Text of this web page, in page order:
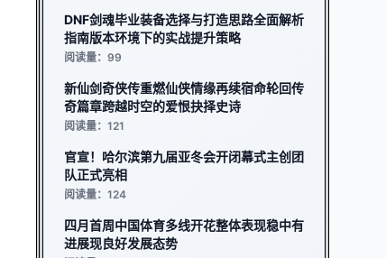
DNF剑魂毕业装备选择与打造思路全面解析
指南版本环境下的实战提升策略
阅读量：99
新仙剑奇侠传重燃仙侠情缘再续宿命轮回传
奇篇章跨越时空的爱恨抉择史诗
阅读量：121
官宣！哈尔滨第九届亚冬会开闭幕式主创团
队正式亮相
阅读量：124
四月首周中国体育多线开花整体表现稳中有
进展现良好发展态势